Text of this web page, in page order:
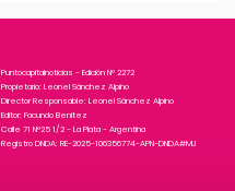
Puntocapitalnoticias - Edición N° 2272
Propietario: Leonel Sánchez Alpino
Director Responsable: Leonel Sánchez Alpino
Editor: Facundo Benitez
Calle 71 N°25 1/2 - La Plata - Argentina
Registro DNDA: RE-2025-106356774-APN-DNDA#MJ